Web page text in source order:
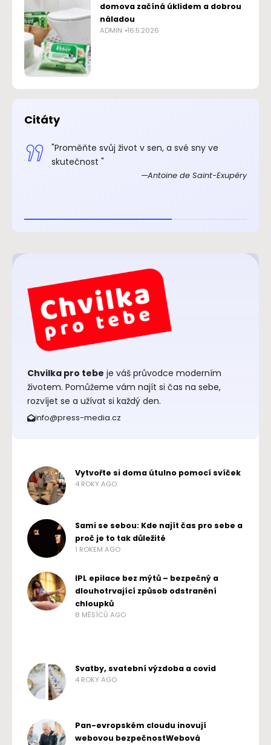
domova začíná úklidem a dobrou
náladou
ADMIN 16.5.2026
Citáty
"Proměňte svůj život v sen, a své sny ve
skutečnost "
Antoine de Saint-Exupéry
Chvilka pro tebe je váš průvodce moderním
životem. Pomůžeme vám najít si čas na sebe,
rozvíjet se a užívat si každý den.
info@press-media.cz
Vytvořte si doma útulno pomocí svíček
4 ROKY AGO
Sami se sebou: Kde najít čas pro sebe a
proč je to tak důležité
1 ROKEM AGO
IPL epilace bez mýtů – bezpečný a
dlouhotrvající způsob odstranění
chloupků
8 MĚSÍCŮ AGO
Svatby, svatební výzdoba a covid
4 ROKY AGO
Pan-evropském cloudu inovují
webovou bezpečnostWebová